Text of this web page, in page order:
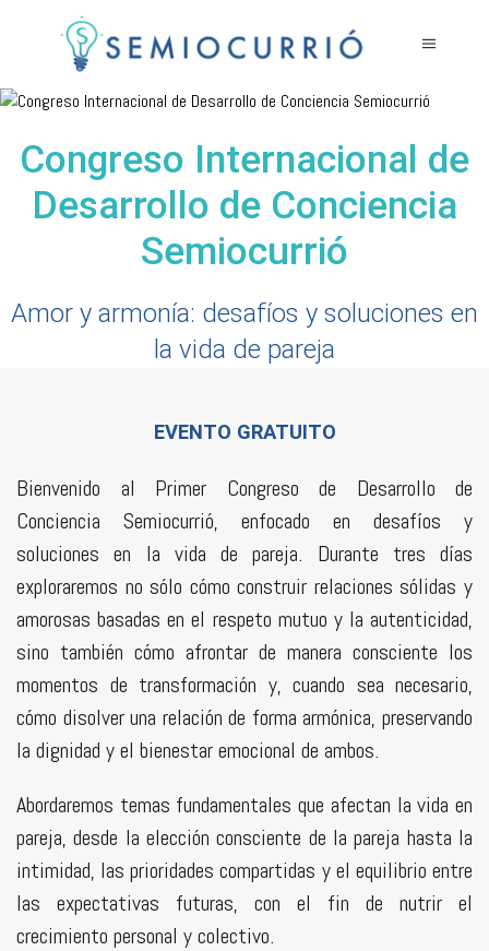
Congreso Internacional de
Desarrollo de Conciencia
Semiocurrió
Amor y armonía: desafíos y soluciones en
la vida de pareja
EVENTO GRATUITO
Bienvenido al Primer Congreso de Desarrollo de
Conciencia Semiocurrió, enfocado en desafíos y
soluciones en la vida de pareja. Durante tres días
exploraremos no sólo cómo construir relaciones sólidas y
amorosas basadas en el respeto mutuo y la autenticidad,
sino también cómo afrontar de manera consciente los
momentos de transformación y, cuando sea necesario,
cómo disolver una relación de forma armónica, preservando
la dignidad y el bienestar emocional de ambos.
Abordaremos temas fundamentales que afectan la vida en
pareja, desde la elección consciente de la pareja hasta la
intimidad, las prioridades compartidas y el equilibrio entre
las expectativas futuras, con el fin de nutrir el
crecimiento personal y colectivo.